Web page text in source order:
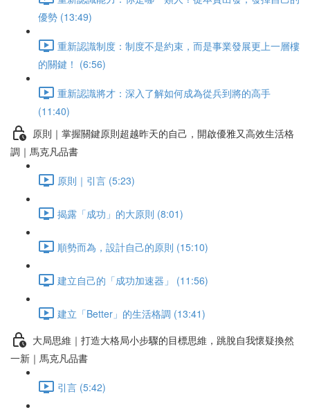
優勢 (13:49)
重新認識制度：制度不是約束，而是事業發展更上一層樓
的關鍵！ (6:56)
重新認識將才：深入了解如何成為從兵到將的高手
(11:40)
原則｜掌握關鍵原則超越昨天的自己，開啟優雅又高效生活格
調｜馬克凡品書
原則｜引言 (5:23)
揭露「成功」的大原則 (8:01)
順勢而為，設計自己的原則 (15:10)
建立自己的「成功加速器」 (11:56)
建立「Better」的生活格調 (13:41)
大局思維｜打造大格局小步驟的目標思維，跳脫自我懷疑換然
一新｜馬克凡品書
引言 (5:42)